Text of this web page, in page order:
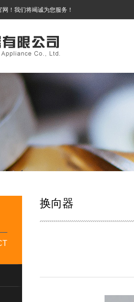
！我们将竭诚为您服务！
换向器